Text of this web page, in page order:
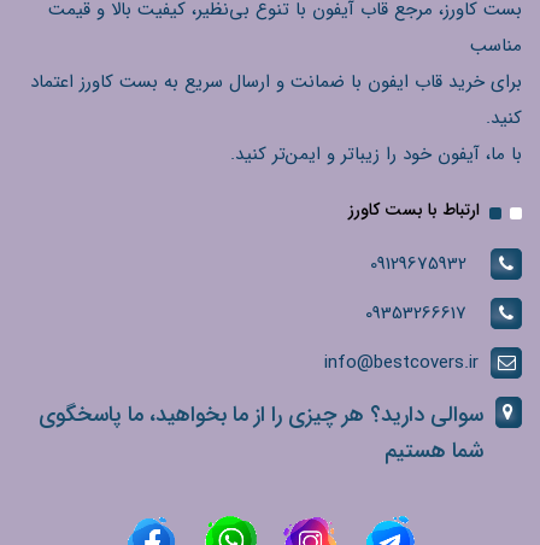
بست کاورز، مرجع قاب آیفون با تنوع بی‌نظیر، کیفیت بالا و قیمت
مناسب
برای خرید قاب ایفون با ضمانت و ارسال سریع به بست کاورز اعتماد
کنید.
با ما، آیفون خود را زیباتر و ایمن‌تر کنید.
ارتباط با بست کاورز
09129675932
09353266617
info@bestcovers.ir
سوالی دارید؟ هر چیزی را از ما بخواهید، ما پاسخگوی
شما هستیم